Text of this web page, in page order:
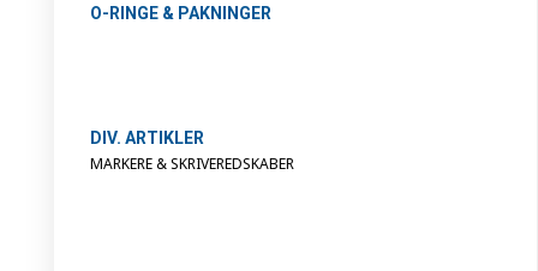
O-RINGE & PAKNINGER
DIV. ARTIKLER
MARKERE & SKRIVEREDSKABER